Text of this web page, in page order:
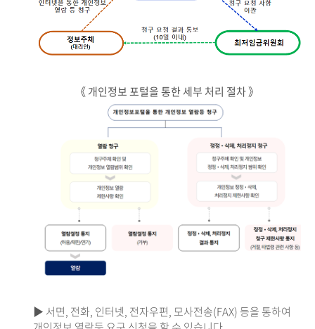
《 개인정보 포털을 통한 세부 처리 절차 》
▶ 서면, 전화, 인터넷, 전자우편, 모사전송(FAX) 등을 통하여